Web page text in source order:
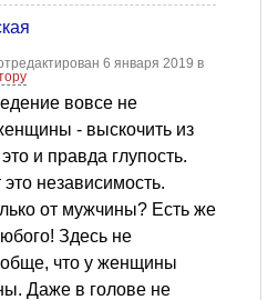
6 января 2019 в
вовсе не
- выскочить из
и правда глупость.
независимость.
от мужчины? Есть же
Здесь не
что у женщины
Даже в голове не